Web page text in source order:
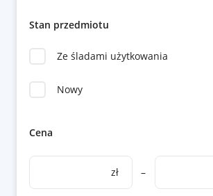
Stan przedmiotu
Ze śladami użytkowania
Nowy
Cena
zł –